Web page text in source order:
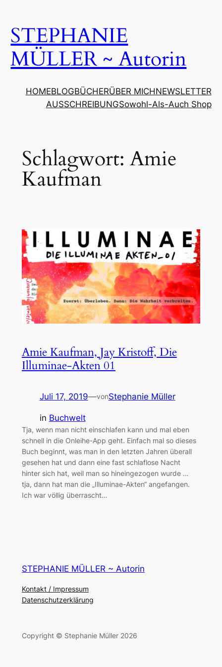
springen
STEPHANIE
MÜLLER ~ Autorin
HOMEBLOGBÜCHERÜBER MICHNEWSLETTER
AUSSCHREIBUNGSowohl-Als-Auch Shop
Schlagwort: Amie
Kaufman
Amie Kaufman, Jay Kristoff, Die
Illuminae-Akten 01
Juli 17, 2019—vonStephanie Müller
in Buchwelt
Tja, wenn man nicht einschlafen kann und mal eben
schnell in die Onleihe-App geht. Einfach mal so dieses
Buch beginnt, was man in den letzten Jahren überall
gesehen hat und dann eine fast schlaflose Nacht
hinter sich hat, weil man so hineingezogen wurde …
tja, dann hat man die „Illuminae-Akten“ angefangen.
Ich war völlig überrascht…
STEPHANIE MÜLLER ~ Autorin
Kontakt / Impressum
Datenschutzerklärung
Copyright © Stephanie Müller 2026